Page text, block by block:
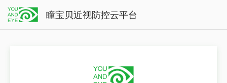
瞳宝贝近视防控云平台